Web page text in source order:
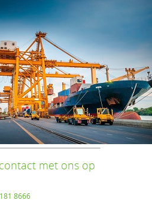
met ons op
8666